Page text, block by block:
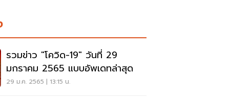
รวมข่าว "โควิด-19" วันที่ 29
มกราคม 2565 แบบอัพเดทล่าสุด
29 ม.ค. 2565 | 13:15 น.